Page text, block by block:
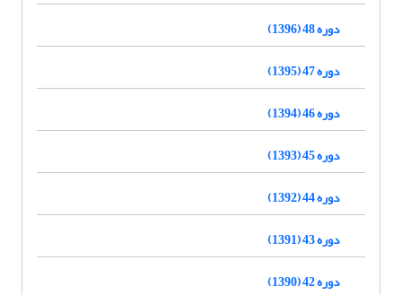
دوره 48 (1396)
دوره 47 (1395)
دوره 46 (1394)
دوره 45 (1393)
دوره 44 (1392)
دوره 43 (1391)
دوره 42 (1390)